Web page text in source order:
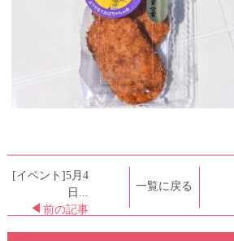
[イベント]5月4
日...
前の記事
一覧に戻る